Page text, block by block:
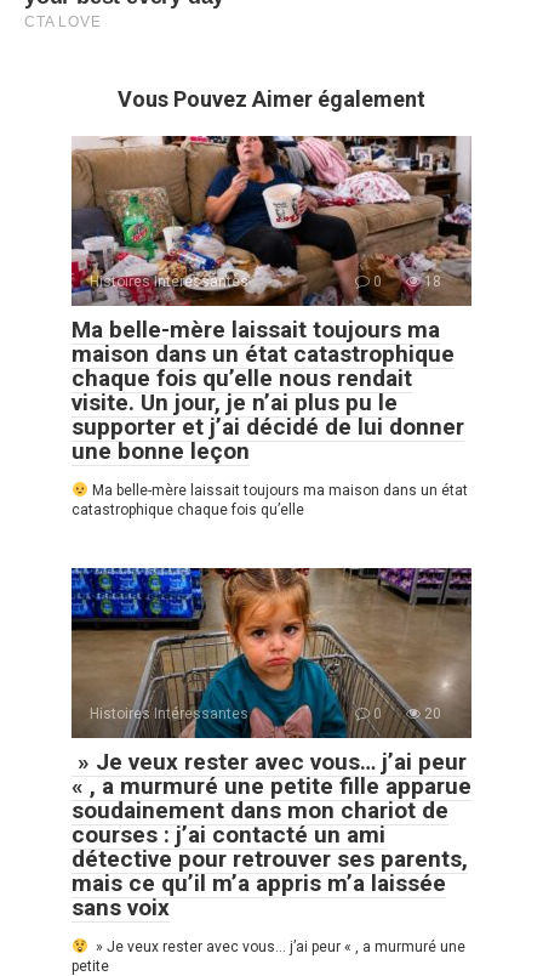
Vous Pouvez Aimer également
Histoires Intéressantes 0 18
Ma belle-mère laissait toujours ma
maison dans un état catastrophique
chaque fois qu’elle nous rendait
visite. Un jour, je n’ai plus pu le
supporter et j’ai décidé de lui donner
une bonne leçon
Ma belle-mère laissait toujours ma maison dans un état
catastrophique chaque fois qu’elle
Histoires Intéressantes 0 20
» Je veux rester avec vous… j’ai peur
« , a murmuré une petite fille apparue
soudainement dans mon chariot de
courses : j’ai contacté un ami
détective pour retrouver ses parents,
mais ce qu’il m’a appris m’a laissée
sans voix
» Je veux rester avec vous… j’ai peur « , a murmuré une
petite